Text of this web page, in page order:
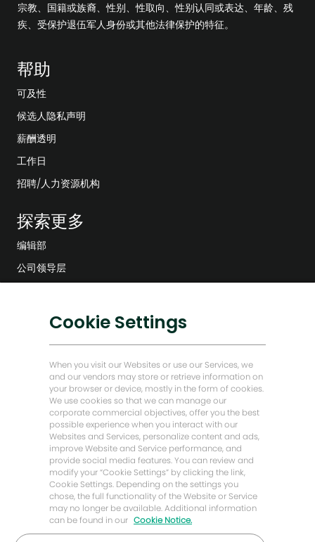
宗教、国籍或族裔、性别、性取向、性别认同或表达、年龄、残
疾、受保护退伍军人身份或其他法律保护的特征。
帮助
可及性
候选人隐私声明
薪酬透明
工作日
招聘/人力资源机构
探索更多
编辑部
公司领导层
低碳解决方案
贝克·休斯故居
让我们保持联系
Cookie Settings
When you visit our Websites or use our Services, we
and our vendors may store or retrieve information on
your browser or device, mostly in the form of cookies.
We use cookies so that we can manage our
corporate commercial objectives, offer you the best
possible experience when you interact with our
Websites and Services, personalize content and ads,
improve Website and Service performance, and
provide social media features. You can review and
modify your “Cookie Settings” by clicking the link,
Cookie Settings. Depending on the settings you
chose, the full functionality of the Website or Service
may no longer be available. Additional information
can be found in our Cookie Notice.
嗨！你在找工作吗？
关
闭
聊
天
机
器
人
通
找工作 提出问题